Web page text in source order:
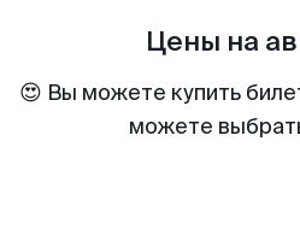
Цены на
😍 Вы можете купить
можете